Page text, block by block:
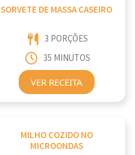
SORVETE DE MASSA CASEIRO
3 PORÇÕES
35 MINUTOS
VER RECEITA
MILHO COZIDO NO
MICROONDAS